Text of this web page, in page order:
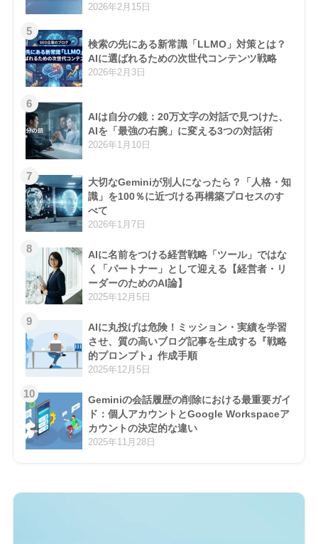
2026年2月15日
5
検索の先にある新常識「LLMO」対策とは？
AIに選ばれるための次世代コンテンツ戦略
2026年2月3日
6
AIは自分の鏡：20万文字の対話で見つけた、
AIを「最強の右腕」に変える3つの対話術
2026年1月10日
7
大切なGeminiが別人になったら？「人格・知
識」を100％に近づける再構築プロセスのす
べて
2026年1月7日
8
AIに名前をつける経営戦略「ツール」ではな
く「パートナー」として迎える【経営者・リ
ーダーのためのAI論】
2025年12月5日
9
AIに丸投げは危険！ミッション・実績を学習
させ、質の高いブログ記事を生成する『戦略
的プロンプト』作成手順
2025年12月5日
10
Geminiの会話履歴の削除における最重要ガイ
ド：個人アカウントとGoogle Workspaceア
カウントの決定的な違い
2025年11月28日